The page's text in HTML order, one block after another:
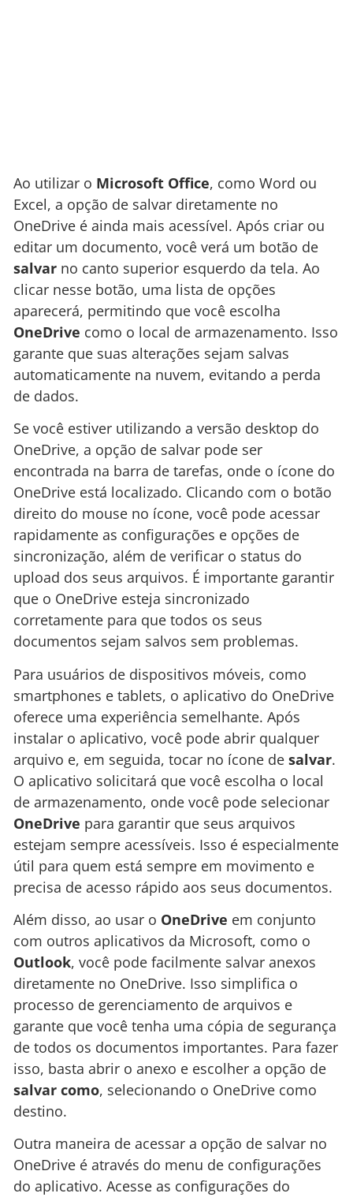
Ao utilizar o Microsoft Office, como Word ou
Excel, a opção de salvar diretamente no
OneDrive é ainda mais acessível. Após criar ou
editar um documento, você verá um botão de
salvar no canto superior esquerdo da tela. Ao
clicar nesse botão, uma lista de opções
aparecerá, permitindo que você escolha
OneDrive como o local de armazenamento. Isso
garante que suas alterações sejam salvas
automaticamente na nuvem, evitando a perda
de dados.
Se você estiver utilizando a versão desktop do
OneDrive, a opção de salvar pode ser
encontrada na barra de tarefas, onde o ícone do
OneDrive está localizado. Clicando com o botão
direito do mouse no ícone, você pode acessar
rapidamente as configurações e opções de
sincronização, além de verificar o status do
upload dos seus arquivos. É importante garantir
que o OneDrive esteja sincronizado
corretamente para que todos os seus
documentos sejam salvos sem problemas.
Para usuários de dispositivos móveis, como
smartphones e tablets, o aplicativo do OneDrive
oferece uma experiência semelhante. Após
instalar o aplicativo, você pode abrir qualquer
arquivo e, em seguida, tocar no ícone de salvar.
O aplicativo solicitará que você escolha o local
de armazenamento, onde você pode selecionar
OneDrive para garantir que seus arquivos
estejam sempre acessíveis. Isso é especialmente
útil para quem está sempre em movimento e
precisa de acesso rápido aos seus documentos.
Além disso, ao usar o OneDrive em conjunto
com outros aplicativos da Microsoft, como o
Outlook, você pode facilmente salvar anexos
diretamente no OneDrive. Isso simplifica o
processo de gerenciamento de arquivos e
garante que você tenha uma cópia de segurança
de todos os documentos importantes. Para fazer
isso, basta abrir o anexo e escolher a opção de
salvar como, selecionando o OneDrive como
destino.
Outra maneira de acessar a opção de salvar no
OneDrive é através do menu de configurações
do aplicativo. Acesse as configurações do